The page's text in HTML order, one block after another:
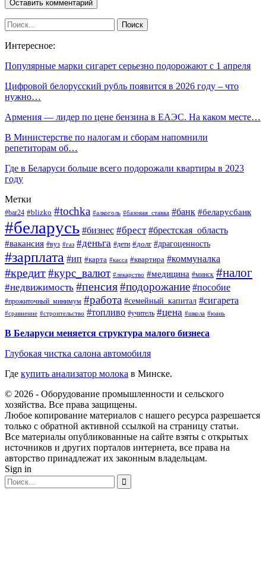
Интересное:
Популярные марки сигарет серьезно подорожают с 1 апреля
Цифровой белорусский рубль появится в 2026 году – что
нужно…
Армения — лидер по цене бензина в ЕАЭС. На каком месте…
В Министерстве по налогам и сборам напомнили
репетиторам об…
Где в Беларуси больше всего подорожали квартиры в 2023
году
Метки
#bar24 #blizko #tochka #алкоголь #базовая_ставка #банк #беларусбанк
#беларусь #бизнес #брест #брестская_область
#вакансия #вуз #газ #деньга #дети #долг #драгоценность
#зарплата #ип #карта #касса #квартира #коммуналка
#кредит#курс_валют #лекарство #медицина #минск #налог
#недвижимость #пенсия#подорожание #пособие
#прожиточный_минимум #работа #семейный_капитал #сигарета
#сравнение #строительство #топливо #учитель #цена #школа #юань
В Беларуси меняется структура малого бизнеса
Глубокая чистка салона автомобиля
Где купить анализатор молока в Минске.
© 2026 - Оборудование промышленности и сельского
хозяйства. Все права защищены.
Любое копирование материалов с нашего ресурса разрешается
только с обратной активной ссылкой на страницу статьи.
Все материалы опубликованные на сайте взяты с открытых
источников и других порталов интернета, все права на
авторство принадлежат их законным владельцам.
Sign in